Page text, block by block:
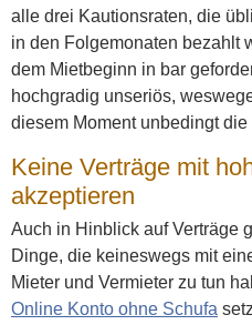
alle drei Kautionsraten, die
in den Folgemonaten bezahlt
dem Mietbeginn in bar
hochgradig unseriös,
diesem Moment unbedingt
Keine Verträge mit
akzeptieren
Auch in Hinblick auf Verträge
Dinge, die keineswegs mit
Mieter und Vermieter zu tun
Online Konto ohne Schufa